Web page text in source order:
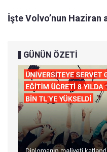
İşte Volvo’nun Haziran
GÜNÜN ÖZETİ